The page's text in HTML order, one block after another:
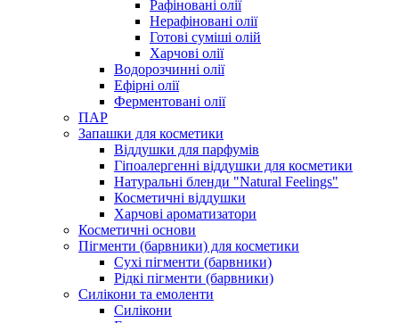
Рафіновані олії
Нерафіновані олії
Готові суміші олій
Харчові олії
Водорозчинні олії
Ефірні олії
Ферментовані олії
ПАР
Запашки для косметики
Віддушки для парфумів
Гіпоалергенні віддушки для косметики
Натуральні бленди "Natural Feelings"
Косметичні віддушки
Харчові ароматизатори
Косметичні основи
Пігменти (барвники) для косметики
Сухі пігменти (барвники)
Рідкі пігменти (барвники)
Силікони та емоленти
Силікони